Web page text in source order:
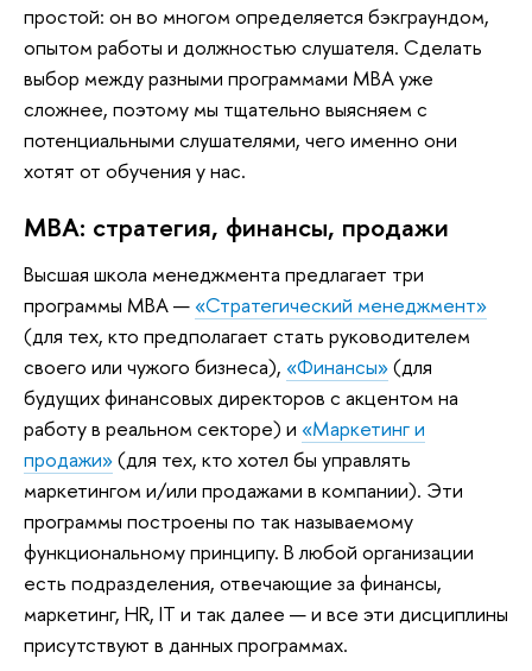
простой: он во многом определяется бэкграундом,
опытом работы и должностью слушателя. Сделать
выбор между разными программами MBA уже
сложнее, поэтому мы тщательно выясняем с
потенциальными слушателями, чего именно они
хотят от обучения у нас.
MBA: стратегия, финансы, продажи
Высшая школа менеджмента предлагает три
программы MBA — «Стратегический менеджмент»
(для тех, кто предполагает стать руководителем
своего или чужого бизнеса), «Финансы»(для
будущих финансовых директоров с акцентом на
работу в реальном секторе) и «Маркетинг и
продажи»(для тех, кто хотел бы управлять
маркетингом и/или продажами в компании). Эти
программы построены по так называемому
функциональному принципу. В любой организации
есть подразделения, отвечающие за финансы,
маркетинг, HR, IT и так далее — и все эти дисциплины
присутствуют в данных программах.